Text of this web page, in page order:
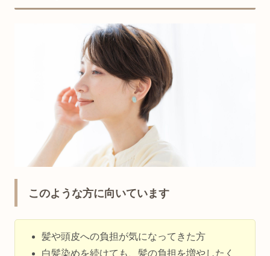
このような方に向いています
髪や頭皮への負担が気になってきた方
白髪染めを続けても、髪の負担を増やしたく